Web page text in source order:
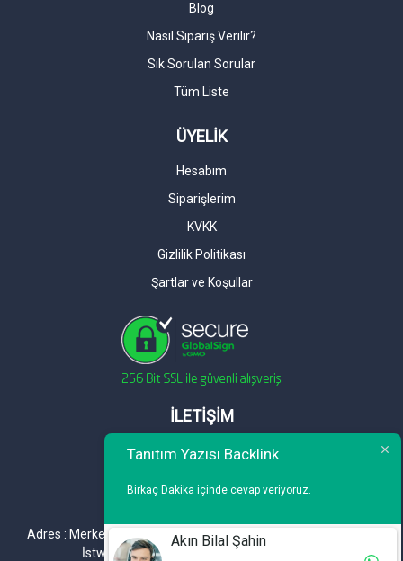
Blog
Nasıl Sipariş Verilir?
Sık Sorulan Sorular
Tüm Liste
ÜYELİK
Hesabım
Siparişlerim
KVKK
Gizlilik Politikası
Şartlar ve Koşullar
İLETİŞİM
Telefon : 0 212 461 75 87
Adres : Merkez Mh. DeğirmenBahçe Cd. A1 A Blok D : 19 Kat :1
İstwest Rezidans Bahçelievler / İSTANBUL
Tanıtım Yazısı Backlink
Birkaç Dakika içinde cevap veriyoruz.
Akın Bilal Şahin